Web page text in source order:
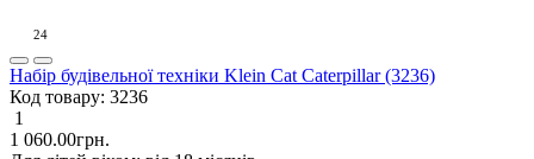
24
Набір будівельної техніки Klein Cat Caterpillar (3236)
Код товару: 3236
1
1 060.00грн.